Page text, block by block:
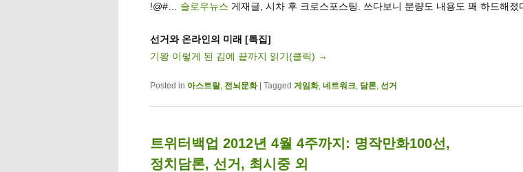
!@#… 슬로우뉴스 게재글, 시차 후 크로스포스팅. 쓰다보니 분량도 내용도 꽤 하드해
선거와 온라인의 미래 [특집]
기왕 이렇게 된 김에 끝까지 읽기(클릭) →
Posted in 아스트랄, 전뇌문화 | Tagged 게임화, 네트워크 담론 선거
트위터백업 2012년 4월 4주까지: 명작만화100선,
정치담론, 선거, 최시중 외